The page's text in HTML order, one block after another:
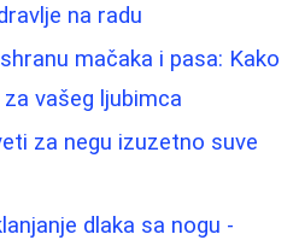
na radu
mačaka i pasa: Kako
vašeg ljubimca
za negu izuzetno suve
dlaka sa nogu -